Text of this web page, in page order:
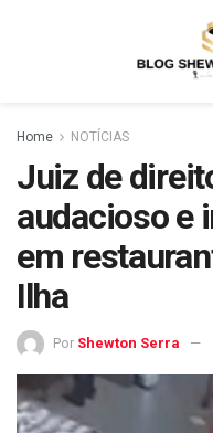
Home NOTÍCIAS
Juiz de
audacioso e
em
Ilha
Por Shewton Serra